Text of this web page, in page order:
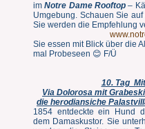
imNotre Dame Rooftop–
Umgebung. Schauen Sie
Sie werden die Empfehlung
Sie essen mit Blick über die
mal Probeseen 😊 F/Ü
10. Tag
Via Dolorosa mit
die herodiansiche
1854 entdeckte ein Hund
dem Damaskustor. Sie